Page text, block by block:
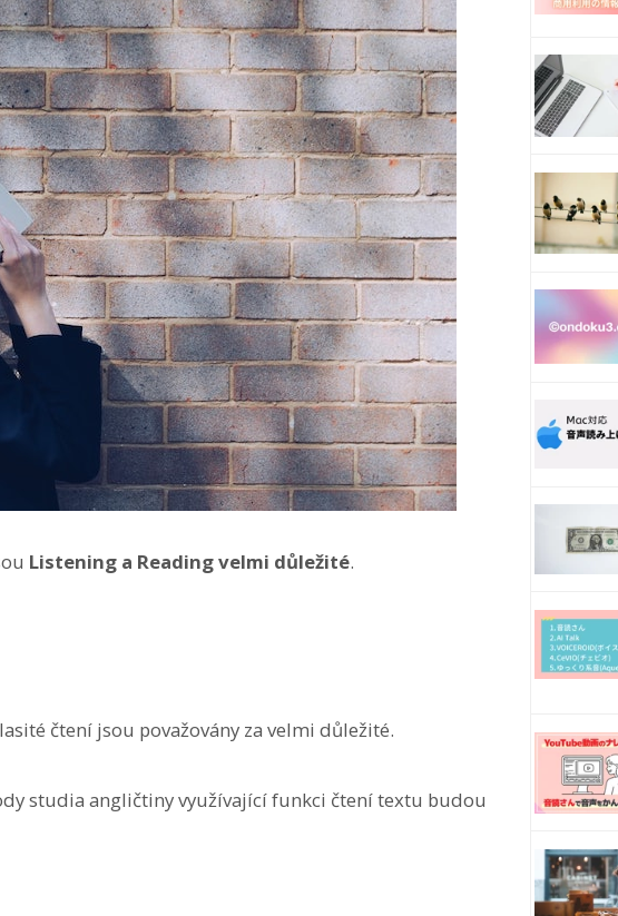
Listening a Reading velmi důležité.
čtení jsou považovány za velmi důležité.
studia angličtiny využívající funkci čtení textu budou